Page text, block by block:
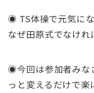
◉ TS体操で元気に
なぜ田原式でなけれ
◉今回は参加者みな
っと変えるだけで